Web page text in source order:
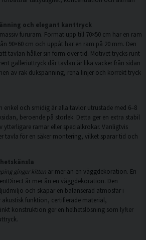
och elegant kanttryck
fururam. Format upp till 70×50 cm har en ram
90×60 cm och uppåt har en ram på 20 mm. Den
tavlan håller sin form över tid. Motivet trycks runt
galleriuttryck där tavlan är lika vacker från sidan
av rak dukspänning, rena linjer och korrekt tryck
enkel och smidig är alla tavlor utrustade med 6–8
beroende på storlek. Detta ger en extra stabil
ramar eller specialkrokar. Vanligtvis
tavla för en säker montering, vilket sparar tid och
ginger kitten är mer än en väggdekoration. En
är mer än en väggdekoration. Den
och skapar en balanserad atmosfär i
funktion, certifierade material,
konstruktion ger en helhetslösning som lyfter